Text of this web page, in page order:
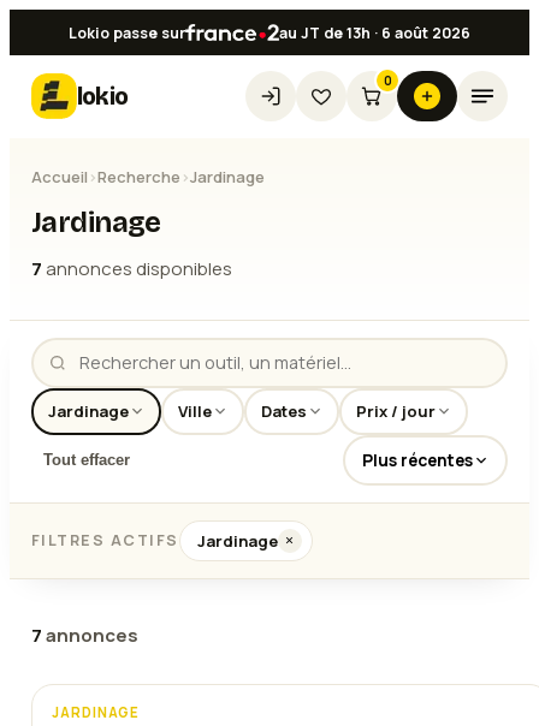
Lokio passe sur au JT de 13h · 6 août 2026
lokio
0
Accueil ›Recherche ›Jardinage
Jardinage
7 annonces disponibles
Jardinage Ville Dates Prix / jour
Tout effacer Plus récentes
FILTRES ACTIFS Jardinage ×
7annonces
Nouveau
JARDINAGE